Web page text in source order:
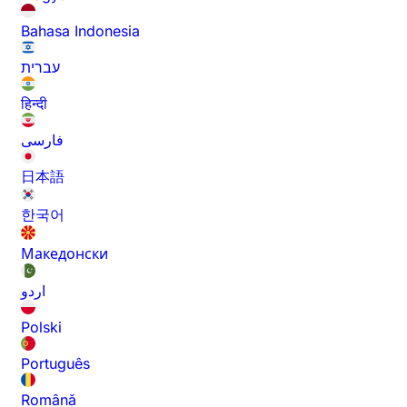
Bahasa Indonesia
עברית
हिन्दी
فارسی
日本語
한국어
Македонски
اردو
Polski
Português
Română